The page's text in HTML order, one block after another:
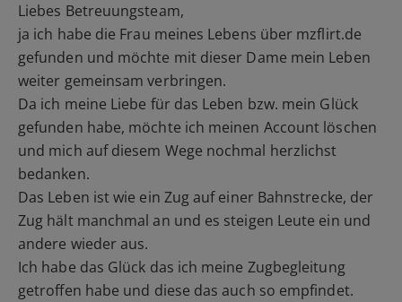
Liebes Betreuungsteam,
ja ich habe die Frau meines Lebens über mzflirt.de
gefunden und möchte mit dieser Dame mein Leben
weiter gemeinsam verbringen.
Da ich meine Liebe für das Leben bzw. mein Glück
gefunden habe, möchte ich meinen Account löschen
und mich auf diesem Wege nochmal herzlichst
bedanken.
Das Leben ist wie ein Zug auf einer Bahnstrecke, der
Zug hält manchmal an und es steigen Leute ein und
andere wieder aus.
Ich habe das Glück das ich meine Zugbegleitung
getroffen habe und diese das auch so empfindet.